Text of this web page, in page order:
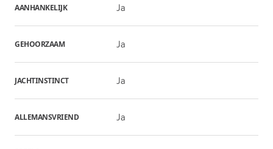
AANHANKELIJK Ja
GEHOORZAAM Ja
JACHTINSTINCT Ja
ALLEMANSVRIEND Ja